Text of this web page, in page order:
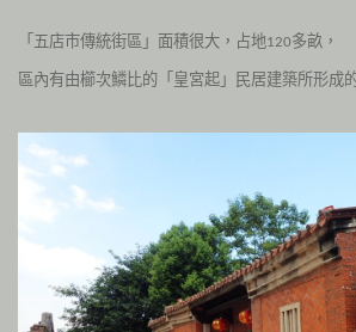
「五店市傳統街區」 面積很大，占地120多畝，
區內有由櫛次鱗比的「皇宮起」民居建築所形成